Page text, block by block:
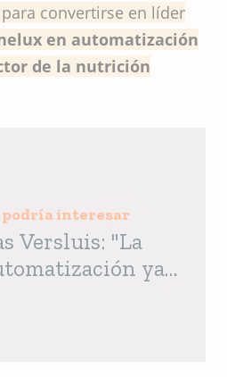
convertirse en líder
en automatización
de la nutrición
podría interesar
Versluis: "La
ya